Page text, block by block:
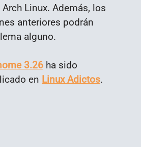
Linux. Además, los
anteriores podrán
alguno.
3.26 ha sido
en Linux Adictos.